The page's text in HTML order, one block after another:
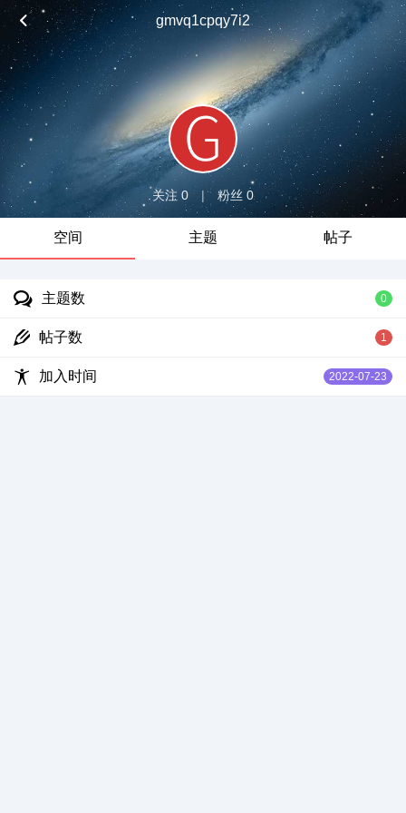
gmvq1cpqy7i2
关注 0 | 粉丝 0
空间 主题 帖子
主题数 0
帖子数 1
加入时间 2022-07-23